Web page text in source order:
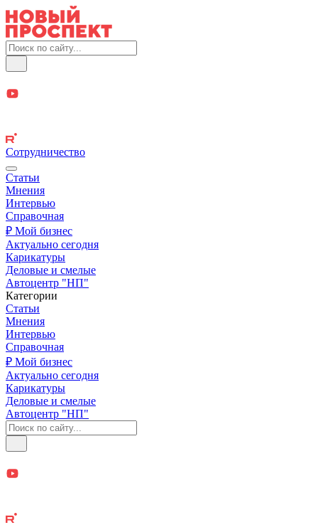
Сотрудничество
Статьи
Мнения
Интервью
Справочная
₽ Мой бизнес
Актуально сегодня
Карикатуры
Деловые и смелые
Автоцентр "НП"
Категории
Статьи
Мнения
Интервью
Справочная
₽ Мой бизнес
Актуально сегодня
Карикатуры
Деловые и смелые
Автоцентр "НП"